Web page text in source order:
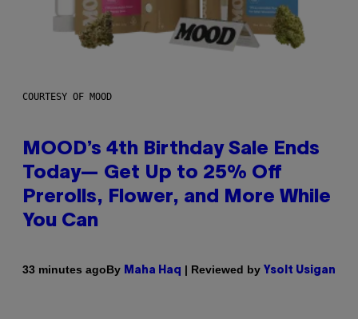
COURTESY OF MOOD
MOOD’s 4th Birthday Sale Ends
Today— Get Up to 25% Off
Prerolls, Flower, and More While
You Can
33 minutes agoBy Maha Haq | Reviewed by Ysolt Usigan